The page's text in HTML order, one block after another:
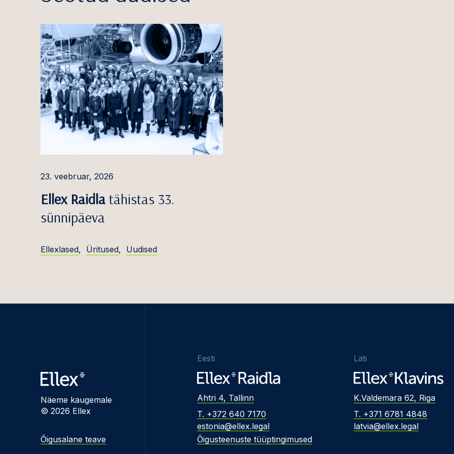
23. veebruar, 2026
Ellex Raidla tähistas 33.
sünnipäeva
Ellexlased, Üritused, Uudised
Näeme kaugemale
© 2026 Ellex
Õigusalane teave
Eesti
Ahtri 4, Tallinn
T. +372 640 7170
estonia@ellex.legal
Õigusteenuste tüüptingimused
Läti
K.Valdemara 62, Riga
T. +371 6781 4848
latvia@ellex.legal